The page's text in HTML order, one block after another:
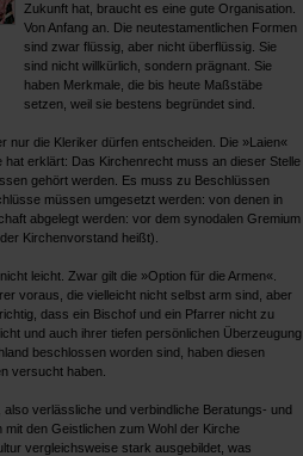
Zukunft hat, braucht es eine gute Organisation.
Von Anfang an. Die neutestamentlichen Formen
sind zwar flüssig, aber nicht überflüssig. Sie
sind nicht willkürlich, sondern prägnant. Sie
haben Merkmale, die bis heute Maßstäbe
setzen, weil sie bestens begründet sind.
nur die Kleriker dürfen entscheiden. Die »Laien«
erklärt: Das Kirchenrecht muss an dieser Stelle
gehört werden. Es muss zu Beschlüssen
müssen umgesetzt werden: von denen in
abgelegt werden: vor dem synodalen Gremium
Kirchenvorstand heißt).
leicht. Zwar gilt die »Option für die Armen«.
voraus, die vielleicht nicht selbst arm sind, aber
dass ein Bischof und ein Pfarrer nicht zu
und auch ihrer tiefen persönlichen Überzeugung
beschlossen worden sind, haben diesen
versucht haben.
verlässliche und verbindliche Beratungs- und
den Geistlichen zum Wohl der Kirche
vergleichsweise stark ausgebildet, was